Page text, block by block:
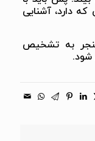
دارد، آشنایی
به تشخیص